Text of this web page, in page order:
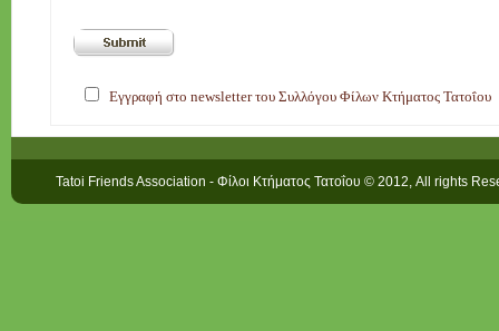
Εγγραφή στο newsletter του Συλλόγου Φίλων Κτήματος Τατοΐου
Tatoi Friends Association - Φίλοι Κτήματος Τατοΐου © 2012, All rights